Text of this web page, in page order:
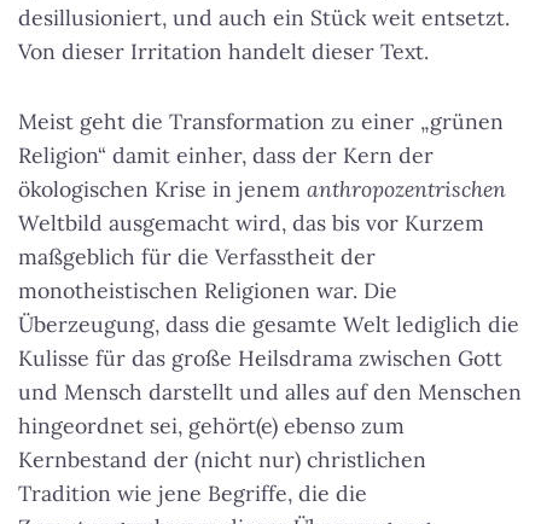
desillusioniert, und auch ein Stück weit entsetzt.
Von dieser Irritation handelt dieser Text.
Meist geht die Transformation zu einer „grünen
Religion“ damit einher, dass der Kern der
ökologischen Krise in jenem anthropozentrischen
Weltbild ausgemacht wird, das bis vor Kurzem
maßgeblich für die Verfasstheit der
monotheistischen Religionen war. Die
Überzeugung, dass die gesamte Welt lediglich die
Kulisse für das große Heilsdrama zwischen Gott
und Mensch darstellt und alles auf den Menschen
hingeordnet sei, gehört(e) ebenso zum
Kernbestand der (nicht nur) christlichen
Tradition wie jene Begriffe, die die